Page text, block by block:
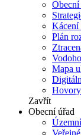
Obecní
Kácení
Plán
Mapa
Hovory
Zavřít
Obecní úřad